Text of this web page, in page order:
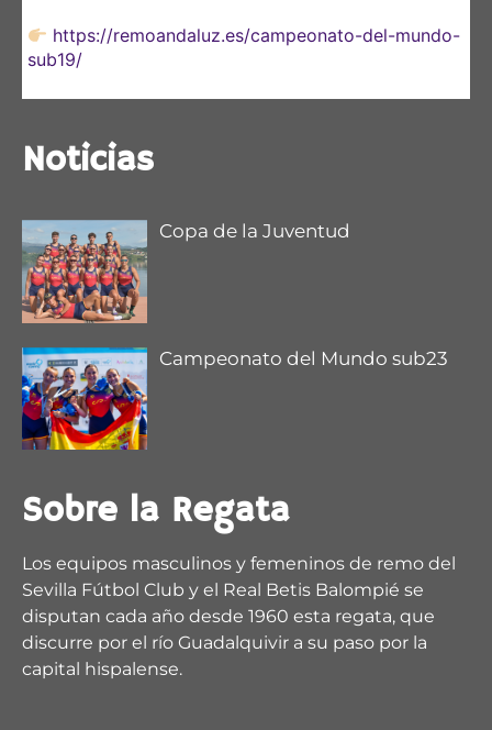
https://remoandaluz.es/campeonato-del-mundo-
sub19/
1 2 5
remoandaluz @remoandaluz
@muchodeportecom/ La satisfacción de Esther
Fuerte
https://www.muchodeporte.com/deporte-
andaluz/la-satisfaccion...
Noticias
Copa de la Juventud
Campeonato del Mundo sub23
Sobre la Regata
Los equipos masculinos y femeninos de remo del
Sevilla Fútbol Club y el Real Betis Balompié se
disputan cada año desde 1960 esta regata, que
discurre por el río Guadalquivir a su paso por la
capital hispalense.